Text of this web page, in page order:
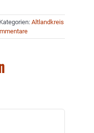
Kategorien: Altlandkreis